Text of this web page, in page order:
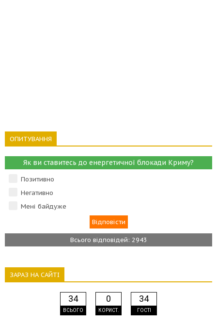
ОПИТУВАННЯ
Як ви ставитесь до енергетичної блокади Криму?
Позитивно
Негативно
Мені байдуже
Всього відповідей: 2943
ЗАРАЗ НА САЙТІ
34
ВСЬОГО
0
КОРИСТ.
34
ГОСТІ